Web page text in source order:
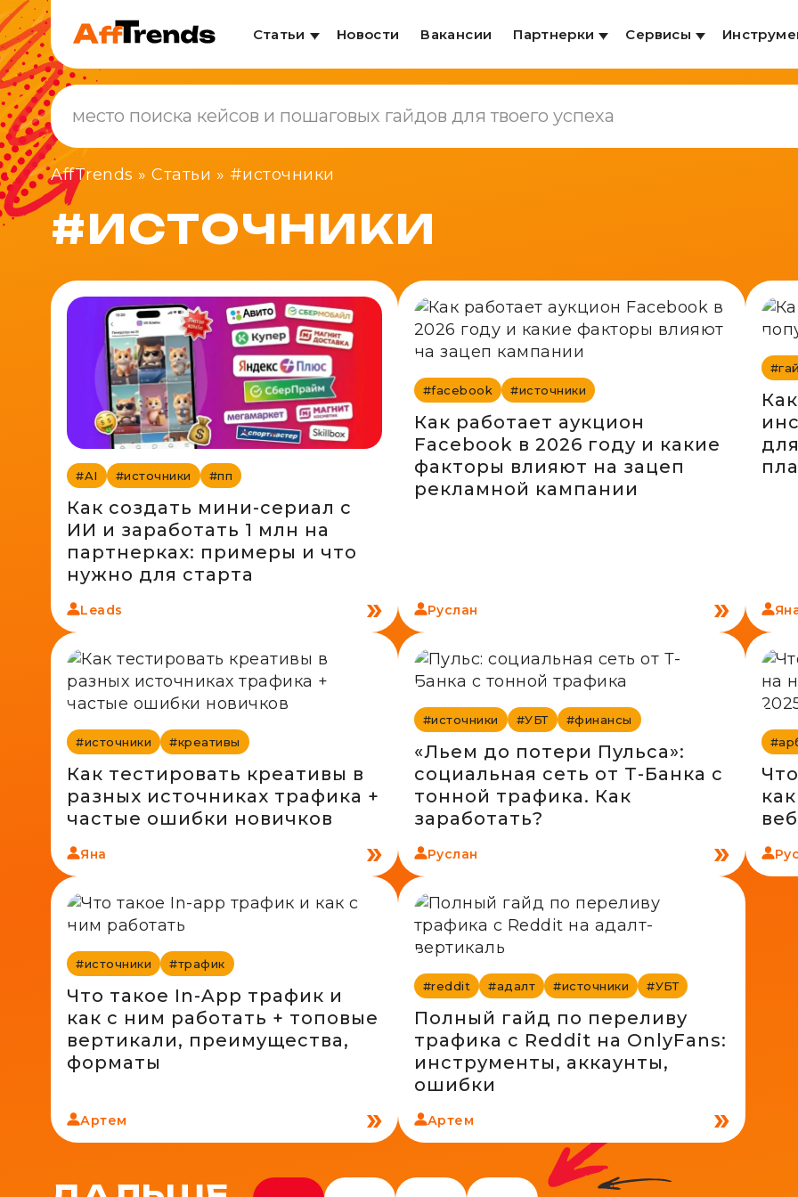
Статьи Новости Вакансии Партнерки Сервисы
AffTrends » Статьи » #источники
#ИСТОЧНИКИ
#AI #источники #пп
Как создать мини-сериал с
ИИ и заработать 1 млн на
партнерках: примеры и что
нужно для старта
Leads
#facebook #источники
Как работает аукцион
Facebook в 2026 году и какие
факторы влияют на зацеп
рекламной кампании
Руслан
#источники #креативы
Как тестировать креативы в
разных источниках трафика +
частые ошибки новичков
Яна
#источники #УБТ #финансы
«Льем до потери Пульса»:
социальная сеть от Т-Банка с
тонной трафика. Как
заработать?
Руслан
#источники #трафик
Что такое In-App трафик и
как с ним работать + топовые
вертикали, преимущества,
форматы
Артем
#reddit #адалт #источники #УБТ
Полный гайд по переливу
трафика с Reddit на OnlyFans:
инструменты, аккаунты,
ошибки
Артем